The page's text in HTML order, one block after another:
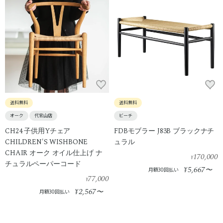
送料無料
オーク
代官山店
CH24 子供用Yチェア
CHILDREN'S WISHBONE
CHAIR オーク オイル仕上げ ナ
チュラルペーパーコード
¥77,000
月額30回払い ¥2,567〜
送料無料
ビーチ
FDBモブラー J83B ブラックナチ
ュラル
¥170,000
月額30回払い ¥5,667〜